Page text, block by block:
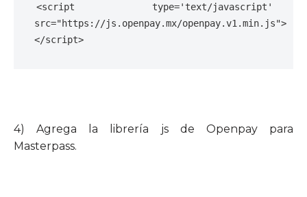
<script type='text/javascript'
src="https://js.openpay.mx/openpay.v1.min.js">
</script>
4) Agrega la librería js de Openpay para
Masterpass.